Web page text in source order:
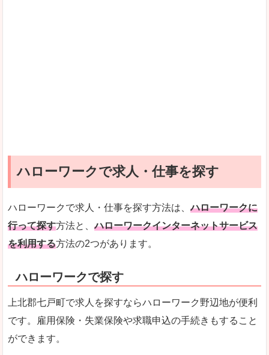
ハローワークで求人・仕事を探す
ハローワークで求人・仕事を探す方法は、ハローワークに
行って探す方法と、ハローワークインターネットサービス
を利用する方法の2つがあります。
ハローワークで探す
上北郡七戸町で求人を探すならハローワーク野辺地が便利
です。雇用保険・失業保険や求職申込の手続きもすること
ができます。